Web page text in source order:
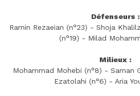
Défenseurs :
Ramin Rezaeian (n°23) - Shoja
(n°19) - Milad
Milieux :
Mohammad Mohebi (n°8) - Saman
Ezatolahi (n°6) - Aria